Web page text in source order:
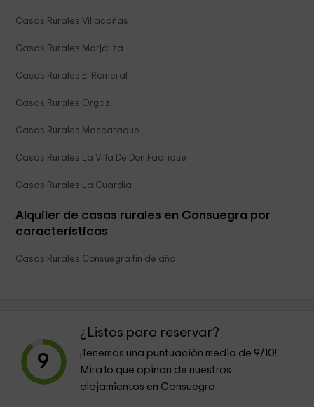
Casas Rurales Villacañas
Casas Rurales Marjaliza
Casas Rurales El Romeral
Casas Rurales Orgaz
Casas Rurales Mascaraque
Casas Rurales La Villa De Don Fadrique
Casas Rurales La Guardia
Alquiler de casas rurales en Consuegra por
características
Casas Rurales Consuegra fin de año
9
¿Listos para reservar?
¡Tenemos una puntuación media de 9/10!
Mira lo que opinan de nuestros
alojamientos en Consuegra